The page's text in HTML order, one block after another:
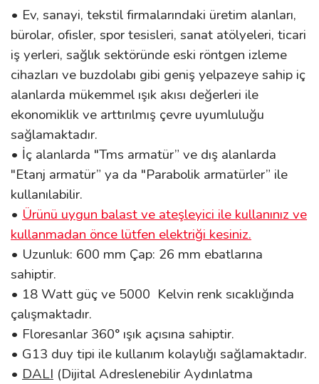
• Ev, sanayi, tekstil firmalarındaki üretim alanları,
bürolar, ofisler, spor tesisleri, sanat atölyeleri, ticari
iş yerleri, sağlık sektöründe eski röntgen izleme
cihazları ve buzdolabı gibi geniş yelpazeye sahip iç
alanlarda mükemmel ışık akısı değerleri ile
ekonomiklik ve arttırılmış çevre uyumluluğu
sağlamaktadır.
• İç alanlarda "Tms armatür” ve dış alanlarda
"Etanj armatür” ya da "Parabolik armatürler” ile
kullanılabilir.
• Ürünü uygun balast ve ateşleyici ile kullanınız ve
kullanmadan önce lütfen elektriği kesiniz.
• Uzunluk: 600 mm Çap: 26 mm ebatlarına
sahiptir.
• 18 Watt güç ve 5000 Kelvin renk sıcaklığında
çalışmaktadır.
• Floresanlar 360° ışık açısına sahiptir.
• G13 duy tipi ile kullanım kolaylığı sağlamaktadır.
• DALI (Dijital Adreslenebilir Aydınlatma